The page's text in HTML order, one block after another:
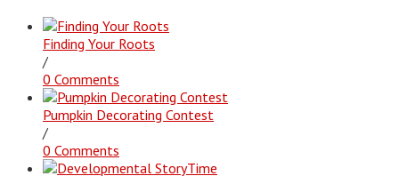
Finding Your Roots
/
0 Comments
Pumpkin Decorating Contest
/
0 Comments